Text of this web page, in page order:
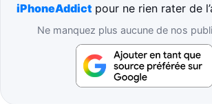
iPhoneAddict pour ne rien rater de
Ne manquez plus aucune de nos